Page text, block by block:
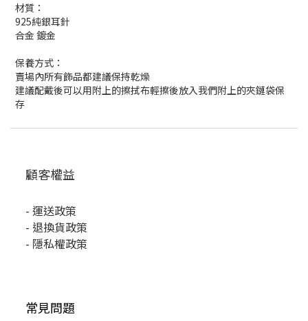
材質：
925純銀耳針
合金 鍍金
保養方式：
賣場內所有飾品都建議保持乾燥
建議配戴後可以用附上的擦拭布輕擦後放入我們附上的夾鏈袋保
存
顧客權益
- 運送政策
- 退換貨政策
- 隱私權政策
常見問題